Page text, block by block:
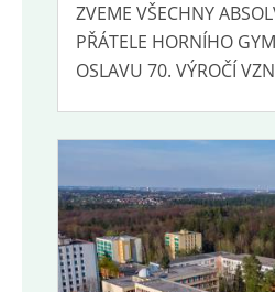
ZVEME VŠECHNY
PŘÁTELE HORNÍHO
OSLAVU 70. VÝROČÍ